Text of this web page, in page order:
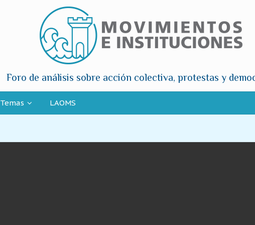
Foro de análisis sobre acción colectiva, protestas y
Temas LAOMS